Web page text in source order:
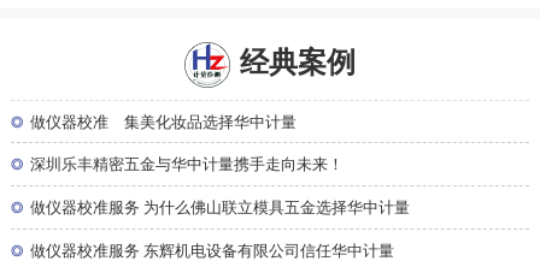
经典案例
◎ 做仪器校准 集美化妆品选择华中计量
◎ 深圳乐丰精密五金与华中计量携手走向未来！
◎ 做仪器校准服务 为什么佛山联立模具五金选择华中计量
◎ 做仪器校准服务 东辉机电设备有限公司信任华中计量